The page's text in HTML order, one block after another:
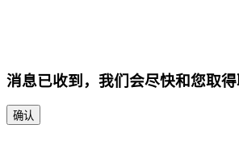
消息已收到，我们会尽快和您取得
确认